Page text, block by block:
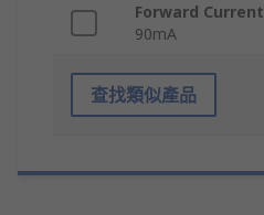
Forward Current
90mA
查找類似產品